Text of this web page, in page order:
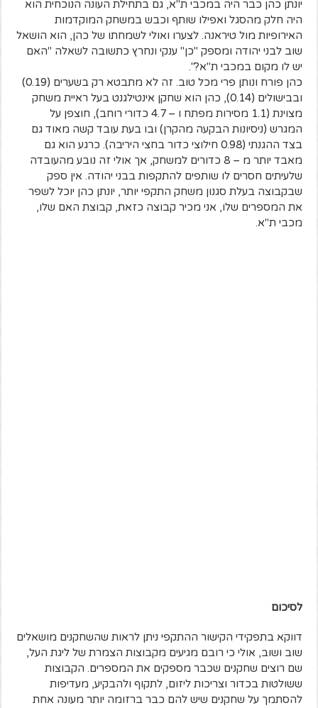
יונתן כהן כבר היה במכבי ת"א, גם בתחילת העונה הנוכחית הוא
היה חלק מהסגל ואפילו שותף וכבש במשחק המוקדמות
האירופיות מול טיראנה. לצערו ואולי לשמחתו של כהן, הוא הושאל
שוב לבני יהודה ומספק "כן" ענקי ונחרץ כתשובה לשאלה "האם
יש לו מקום במכבי ת"א?".
כהן פורח ונותן פרי מכל טוב. זה לא מתבטא רק בשערים (0.19)
ובבישולים (0.14), כהן הוא שחקן אינטילגנט בעל ראיית משחק
מצוינת (1.1 מסירות מפתח ו – 4.7 כדורי רוחב), חוצפן על
המגרש (ניסיונות הבקעה מהקרן) ובו בעת עובד קשה מאוד גם
בצד ההגנתי (0.98 חילוצי כדור בחצי היריבה). כרגע הוא גם
מאבד יותר מ – 8 כדורים למשחק, אך אולי זה נובע מהעובדה
שלעיתים חסרים לו שותפים להתקפות בבני יהודה. אין ספק
שבקבוצה בעלת סגנון משחק התקפי יותר, יונתן כהן יוכל לשפר
את המספרים שלו, אני מכיר קבוצה כזאת, קבוצת האם שלו,
מכבי ת"א.
לסיכום
דווקא בתפקידי הקישור ההתקפי ניתן לראות שהשחקנים מושאלים
שוב ושוב, אולי כי רובם מגיעים מקבוצות הצמרת של ליגת העל,
שם רוצים שחקנים שכבר מספקים את המספרים. הקבוצות
ששולטות בכדור וצריכות ליזום, לתקוף ולהבקיע, מעדיפות
להסתמך על שחקנים שיש להם כבר ברזומה יותר מעונה אחת